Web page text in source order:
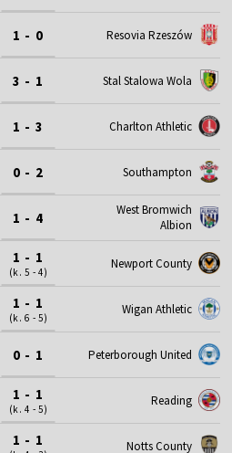
1 - 0 Resovia Rzeszów
3 - 1 Stal Stalowa Wola
1 - 3 Charlton Athletic
0 - 2 Southampton
1 - 4
West Bromwich
Albion
1 - 1
(k. 5 - 4)
Newport County
1 - 1
(k. 6 - 5)
Wigan Athletic
0 - 1 Peterborough United
1 - 1
(k. 4 - 5)
Reading
1 - 1 Notts County